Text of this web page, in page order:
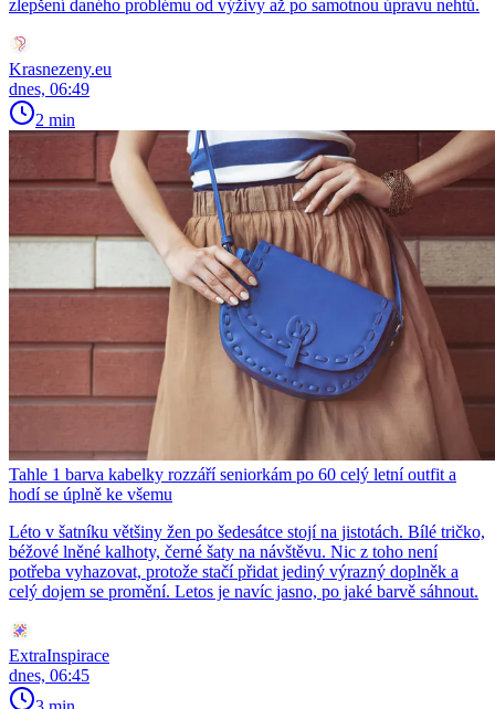
zlepšení daného problému od výživy až po samotnou úpravu nehtů.
Krasnezeny.eu
dnes, 06:49
2 min
Tahle 1 barva kabelky rozzáří seniorkám po 60 celý letní outfit a
hodí se úplně ke všemu
Léto v šatníku většiny žen po šedesátce stojí na jistotách. Bílé tričko,
béžové lněné kalhoty, černé šaty na návštěvu. Nic z toho není
potřeba vyhazovat, protože stačí přidat jediný výrazný doplněk a
celý dojem se promění. Letos je navíc jasno, po jaké barvě sáhnout.
ExtraInspirace
dnes, 06:45